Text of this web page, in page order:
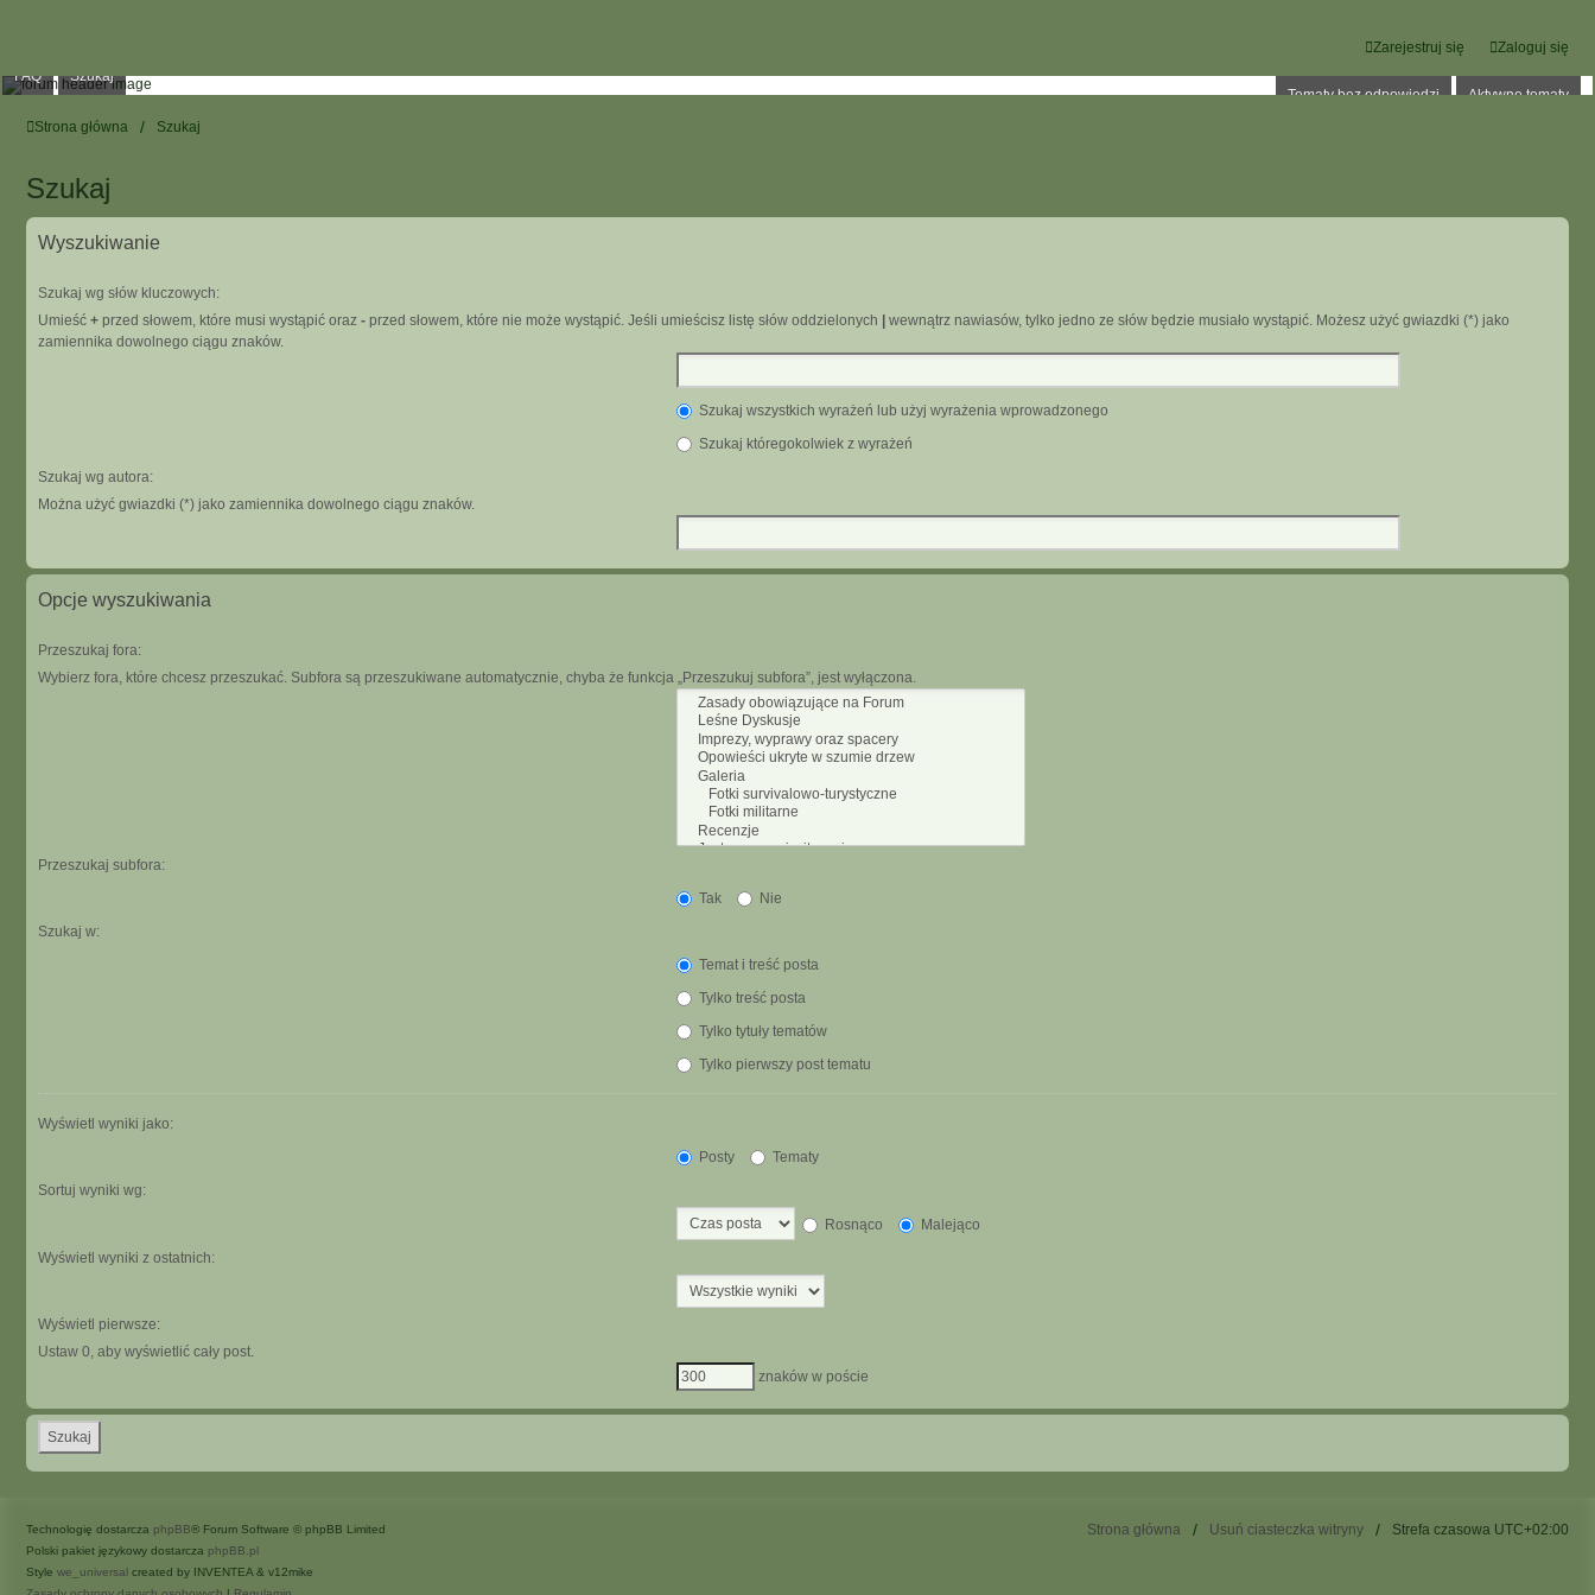
Zaloguj się
Zarejestruj się
Tematy bez odpowiedzi Aktywne tematy
FAQ Szukaj
Strona główna Szukaj
Szukaj
Wyszukiwanie
Szukaj wg słów kluczowych:
Umieść + przed słowem, które musi wystąpić oraz - przed słowem, które nie może wystąpić. Jeśli umieścisz listę słów oddzielonych
wewnątrz nawiasów, tylko jedno ze słów będzie musiało wystąpić. Możesz użyć gwiazdki (*) jako
zamiennika dowolnego ciągu znaków.
Szukaj wszystkich wyrażeń lub użyj wyrażenia wprowadzonego
Szukaj któregokolwiek z wyrażeń
Szukaj wg autora:
Można użyć gwiazdki (*) jako zamiennika dowolnego ciągu znaków.
Opcje wyszukiwania
Przeszukaj fora:
Wybierz fora, które chcesz przeszukać. Subfora są przeszukiwane automatycznie, chyba że funkcja „Przeszukuj subfora”, jest wyłączona.
Przeszukaj subfora:
Tak
Nie
Szukaj w:
Temat i treść posta
Tylko treść posta
Tylko tytuły tematów
Tylko pierwszy post tematu
Wyświetl wyniki jako:
Posty
Tematy
Sortuj wyniki wg:
Rosnąco
Malejąco
Wyświetl wyniki z ostatnich:
Wyświetl pierwsze:
Ustaw 0, aby wyświetlić cały post.
znaków w poście
Strona główna Usuń ciasteczka witryny Strefa czasowa UTC+02:00
Technologię dostarcza phpBB® Forum Software © phpBB Limited
Polski pakiet językowy dostarcza phpBB.pl
Style we_universal created by INVENTEA & v12mike